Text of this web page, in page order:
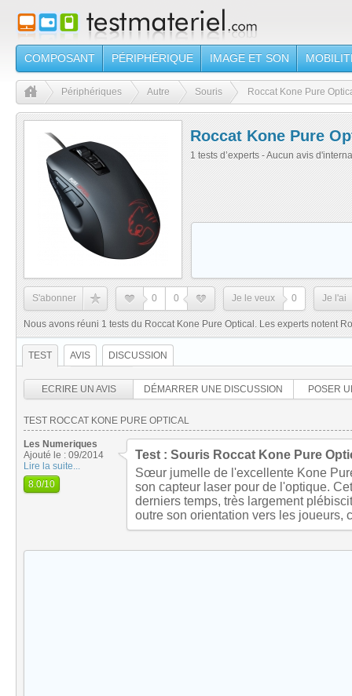
COMPOSANT PÉRIPHÉRIQUE IMAGE ET SON
Périphériques Autre Souris Roccat Kone Pure
Roccat Kone Pure
1 tests d’experts - Aucun avis
S'abonner 0 0 Je le veux 0 Je l'ai
Nous avons réuni 1 tests du Roccat Kone Pure Optical. Les experts notent
TEST AVIS DISCUSSION
ECRIRE UN AVIS DÉMARRER UNE DISCUSSION POSER
TEST ROCCAT KONE PURE OPTICAL
Les Numeriques
Ajouté le : 09/2014
Lire la suite...
8.0/10
Test : Souris Roccat Kone Pure
Sœur jumelle de l'excellente Kone
son capteur laser pour de l'optique.
derniers temps, très largement
outre son orientation vers les joueurs,